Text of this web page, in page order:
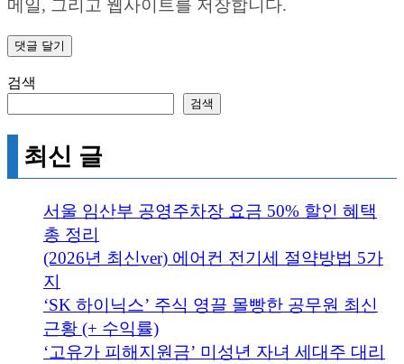
메일, 그리고 웹사이트를 저장합니다.
검색
검색
최신 글
서울 임산부 공영주차장 요금 50% 할인 혜택
총 정리
(2026년 최신ver) 에어컨 전기세 절약방법 5가
지
‘SK 하이닉스’ 주식 영끌 몰빵한 공무원 최신
근황 (+ 수익률)
‘고유가 피해지원금’ 미성년 자녀 세대주 대리